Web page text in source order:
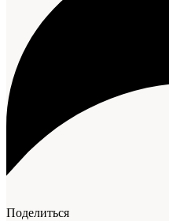
Поделиться